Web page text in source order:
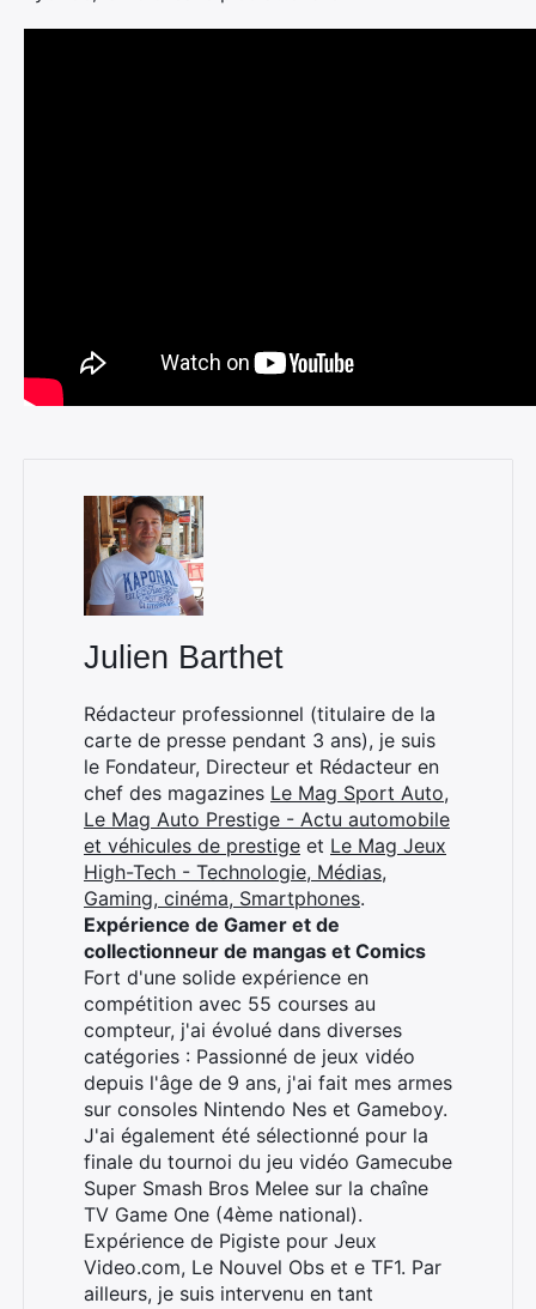
Julien Barthet
Rédacteur professionnel (titulaire de la
carte de presse pendant 3 ans), je suis
le Fondateur, Directeur et Rédacteur en
chef des magazines Le Mag Sport Auto,
Le Mag Auto Prestige - Actu automobile
et véhicules de prestige et Le Mag Jeux
High-Tech - Technologie, Médias,
Gaming, cinéma, Smartphones.
Expérience de Gamer et de
collectionneur de mangas et Comics
Fort d'une solide expérience en
compétition avec 55 courses au
compteur, j'ai évolué dans diverses
catégories : Passionné de jeux vidéo
depuis l'âge de 9 ans, j'ai fait mes armes
sur consoles Nintendo Nes et Gameboy.
J'ai également été sélectionné pour la
finale du tournoi du jeu vidéo Gamecube
Super Smash Bros Melee sur la chaîne
TV Game One (4ème national).
Expérience de Pigiste pour Jeux
Video.com, Le Nouvel Obs et e TF1. Par
ailleurs, je suis intervenu en tant